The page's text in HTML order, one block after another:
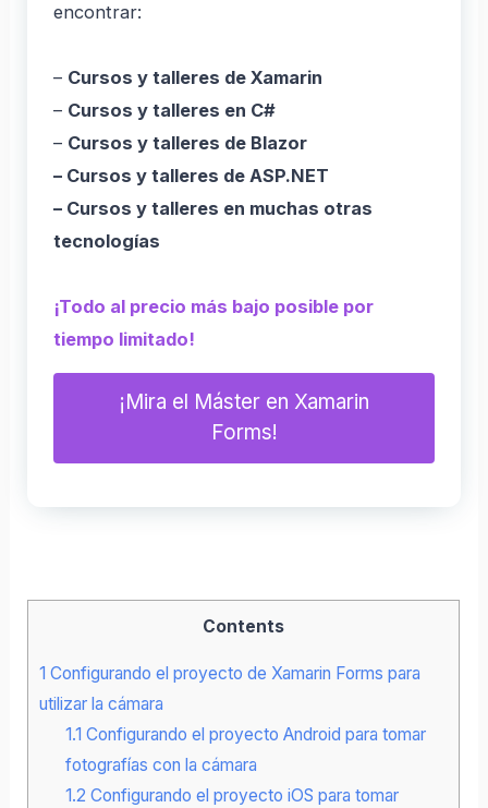
encontrar:
– Cursos y talleres de Xamarin
– Cursos y talleres en C#
– Cursos y talleres de Blazor
– Cursos y talleres de ASP.NET
– Cursos y talleres en muchas otras
tecnologías
¡Todo al precio más bajo posible por
tiempo limitado!
¡Mira el Máster en Xamarin
Forms!
Contents
1 Configurando el proyecto de Xamarin Forms para
utilizar la cámara
1.1 Configurando el proyecto Android para tomar
fotografías con la cámara
1.2 Configurando el proyecto iOS para tomar